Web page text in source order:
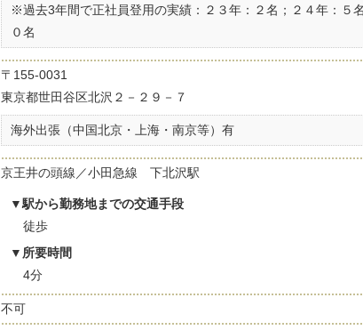
※過去3年間で正社員登用の実績：２３年：２名；２４年：５
０名
〒155-0031
東京都世田谷区北沢２－２９－７
海外出張（中国北京・上海・南京等）有
京王井の頭線／小田急線 下北沢駅
駅から勤務地までの交通手段
徒歩
所要時間
4分
不可